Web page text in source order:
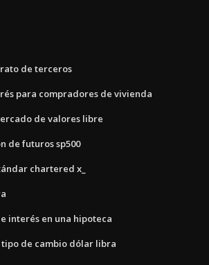
de terceros
para compradores de vivienda
de valores libre
de futuros sp500
chartered x_
interés en una hipoteca
de cambio dólar libra